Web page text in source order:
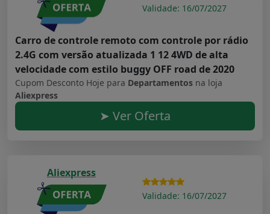
Validade: 16/07/2027
Carro de controle remoto com controle por rádio
2.4G com versão atualizada 1 12 4WD de alta
velocidade com estilo buggy OFF road de 2020
Cupom Desconto Hoje para Departamentos na loja
Aliexpress
➤ Ver Oferta
Aliexpress
Validade: 16/07/2027